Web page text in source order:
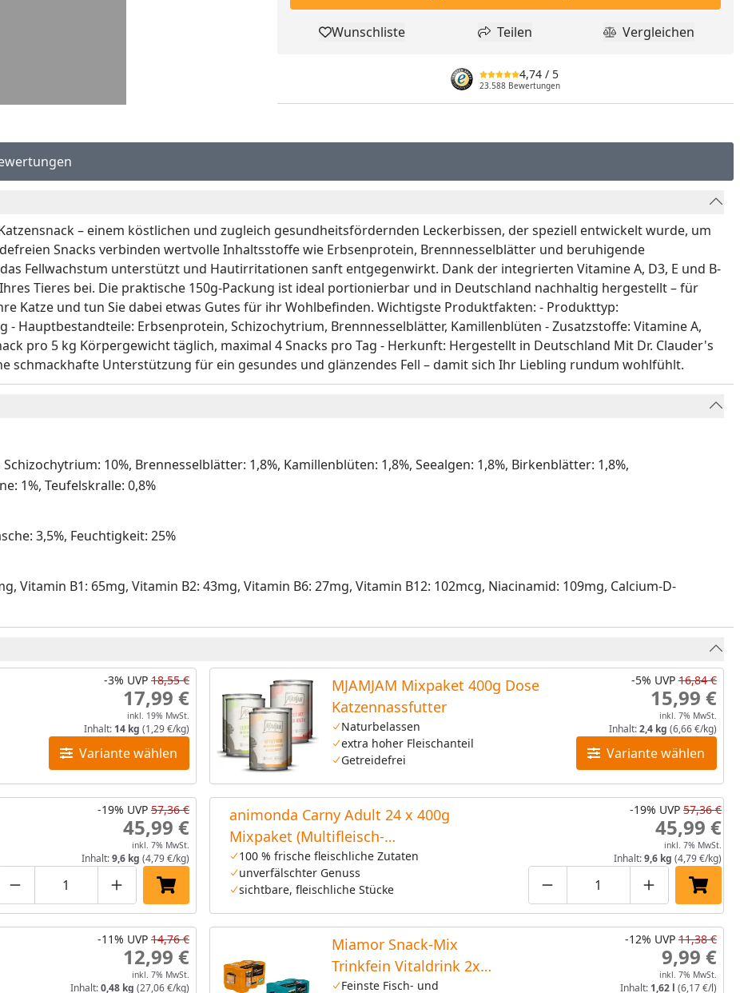
Produkt zur Wunschliste hinzufügen
Wunschliste Teilen
Teilen Produkt
Vergleichen
4,74 / 5
23.588 Bewertungen
– einem köstlichen und zugleich gesundheitsfördernden Leckerbissen, der speziell entwickelt wurde, um
Snacks verbinden wertvolle Inhaltsstoffe wie Erbsenprotein, Brennnesselblätter und beruhigende
Fellwachstum unterstützt und Hautirritationen sanft entgegenwirkt. Dank der integrierten Vitamine A, D3, E und B-
Tieres bei. Die praktische 150g-Packung ist ideal portionierbar und in Deutschland nachhaltig hergestellt – für
Katze und tun Sie dabei etwas Gutes für ihr Wohlbefinden. Wichtigste Produktfakten: - Produkttyp:
Hauptbestandteile: Erbsenprotein, Schizochytrium, Brennnesselblätter, Kamillenblüten - Zusatzstoffe: Vitamine A,
pro 5 kg Körpergewicht täglich, maximal 4 Snacks pro Tag - Herkunft: Hergestellt in Deutschland Mit Dr. Clauder's
schmackhafte Unterstützung für ein gesundes und glänzendes Fell – damit sich Ihr Liebling rundum wohlfühlt.
10%, Brennesselblätter: 1,8%, Kamillenblüten: 1,8%, Seealgen: 1,8%, Birkenblätter: 1,8%,
1%, Teufelskralle: 0,8%
3,5%, Feuchtigkeit: 25%
Vitamin B1: 65mg, Vitamin B2: 43mg, Vitamin B6: 27mg, Vitamin B12: 102mcg, Niacinamid: 109mg, Calcium-D-
Variante wählen
-3% UVP 18,55 €
17,99 €
inkl. 19% MwSt.
Inhalt: 14 kg (1,29 €/kg)
MJAMJAM Mixpaket 400g Dose
Katzennassfutter
Naturbelassen
extra hoher Fleischanteil
Getreidefrei
Variante wählen
-5% UVP 16,84 €
15,99 €
inkl. 7% MwSt.
Inhalt:2,4 kg (6,66 €/kg)
Produktmenge um eins verringern
Produktmenge manuell eingeben
Produktmenge um eins erhöhen
In den Einkaufswagen legen
-19% UVP 57,36 €
45,99 €
inkl. 7% MwSt.
Inhalt:9,6 kg (4,79 €/kg)
animonda Carny Adult 24 x 400g
Mixpaket (Multifleisch-
Cocktail,Rind&Huhn,Rind&Pute,Rind&Reh)
Katzennassfutter
100 % frische fleischliche Zutaten
unverfälschter Genuss
sichtbare, fleischliche Stücke
Produktmenge um eins
Produktmenge In den
-19% UVP 57,36 €
45,99 €
inkl. 7% MwSt.
Inhalt:9,6 kg (4,79 €/kg)
-11% UVP 14,76 €
12,99 €
inkl. 7% MwSt.
Inhalt:0,48 kg (27,06 €/kg)
Miamor Snack-Mix
Trinkfein Vitaldrink 2x
(6x135ml) Sixpack
Feinste Fisch- und
-12% UVP 11,38 €
9,99 €
inkl. 7% MwSt.
Inhalt: 1,62 l (6,17 €/l)